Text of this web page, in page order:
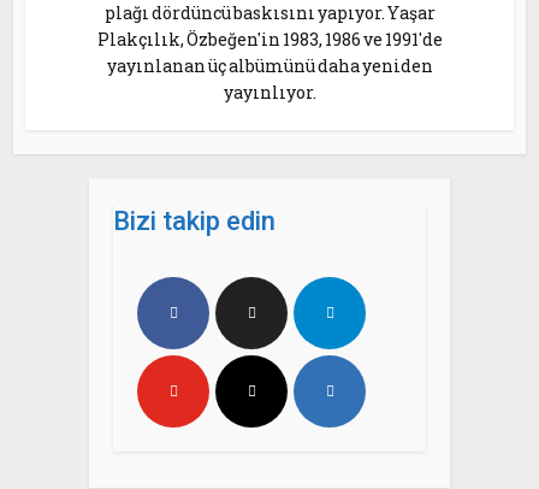
plağı dördüncü baskısını yapıyor. Yaşar
Plakçılık, Özbeğen'in 1983, 1986 ve 1991'de
yayınlanan üç albümünü daha yeniden
yayınlıyor.
Bizi takip edin